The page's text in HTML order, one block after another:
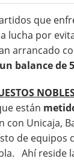
que
lucha por
arrancado
balance de
están
Unicaja,
de equipos
Ahí reside